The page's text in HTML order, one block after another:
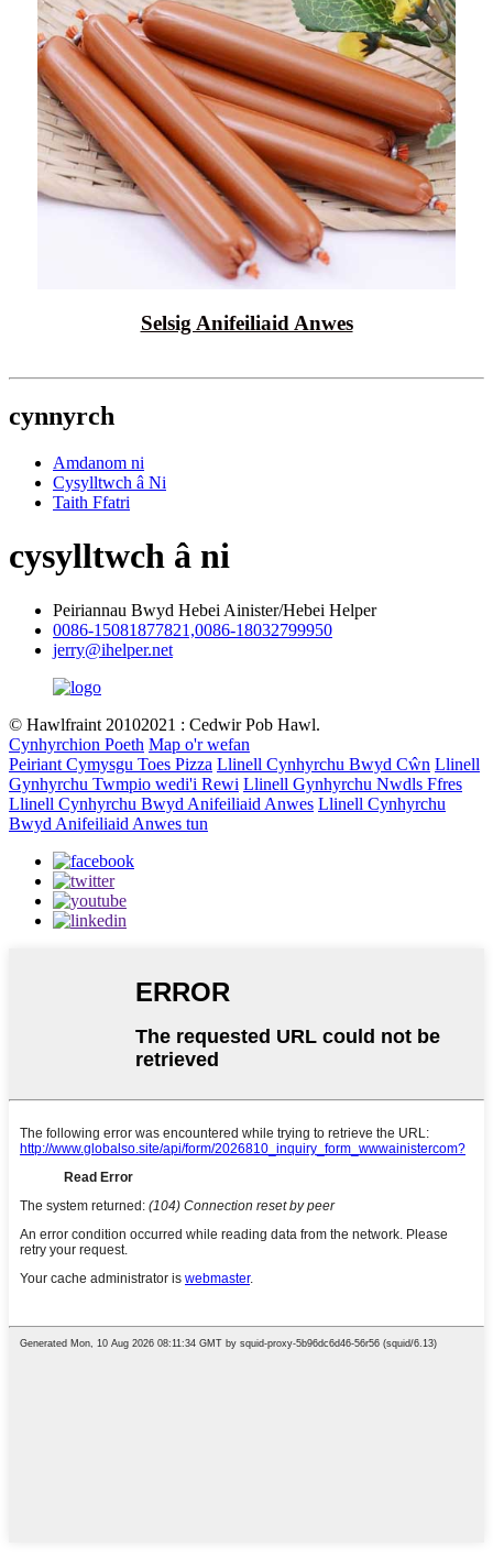
Selsig Anifeiliaid Anwes
cynnyrch
Amdanom ni
Cysylltwch â Ni
Taith Ffatri
cysylltwch â ni
Peiriannau Bwyd Hebei Ainister/Hebei Helper
0086-15081877821,0086-18032799950
jerry@ihelper.net
© Hawlfraint 20102021 : Cedwir Pob Hawl.
Cynhyrchion Poeth Map o'r wefan
Peiriant Cymysgu Toes Pizza Llinell Cynhyrchu Bwyd Cŵn Llinell
Gynhyrchu Twmpio wedi'i Rewi Llinell Gynhyrchu Nwdls Ffres
Llinell Cynhyrchu Bwyd Anifeiliaid Anwes Llinell Cynhyrchu
Bwyd Anifeiliaid Anwes tun